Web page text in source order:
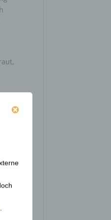
.